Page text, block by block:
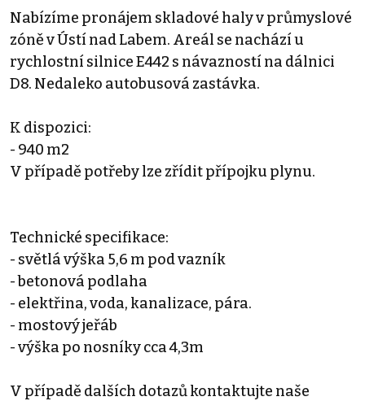
Nabízíme pronájem skladové haly v průmyslové
zóně v Ústí nad Labem. Areál se nachází u
rychlostní silnice E442 s návazností na dálnici
D8. Nedaleko autobusová zastávka.
K dispozici:
- 940 m2
V případě potřeby lze zřídit přípojku plynu.
Technické specifikace:
- světlá výška 5,6 m pod vazník
- betonová podlaha
- elektřina, voda, kanalizace, pára.
- mostový jeřáb
- výška po nosníky cca 4,3m
V případě dalších dotazů kontaktujte naše